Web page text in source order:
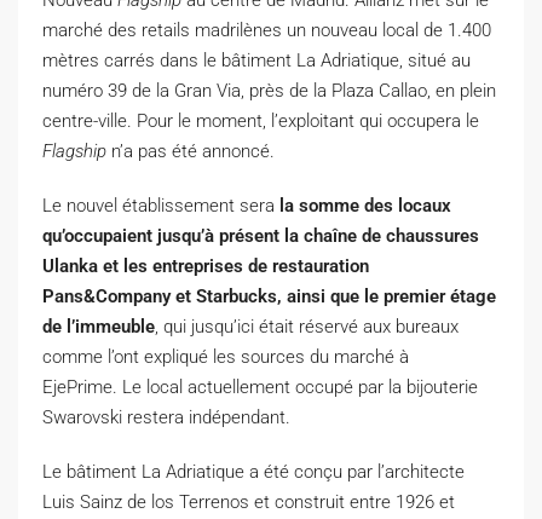
marché des retails madrilènes un nouveau local de 1.400
mètres carrés dans le bâtiment La Adriatique, situé au
numéro 39 de la Gran Via, près de la Plaza Callao, en plein
centre-ville. Pour le moment, l’exploitant qui occupera le
Flagship n’a pas été annoncé.
Le nouvel établissement sera la somme des locaux
qu’occupaient jusqu’à présent la chaîne de chaussures
Ulanka et les entreprises de restauration
Pans&Company et Starbucks, ainsi que le premier étage
de l’immeuble , qui jusqu’ici était réservé aux bureaux
comme l’ont expliqué les sources du marché à
EjePrime. Le local actuellement occupé par la bijouterie
Swarovski restera indépendant.
Le bâtiment La Adriatique a été conçu par l’architecte
Luis Sainz de los Terrenos et construit entre 1926 et